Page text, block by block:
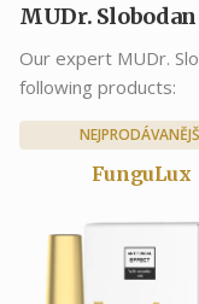
MUDr.
Our expert MUDr.
following products:
FunguLux